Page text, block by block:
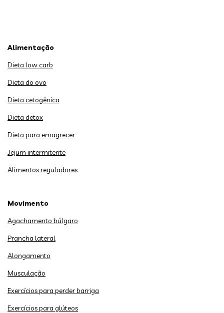
Alimentação
Dieta low carb
Dieta do ovo
Dieta cetogênica
Dieta detox
Dieta para emagrecer
Jejum intermitente
Alimentos reguladores
Movimento
Agachamento búlgaro
Prancha lateral
Alongamento
Musculação
Exercícios para perder barriga
Exercícios para glúteos